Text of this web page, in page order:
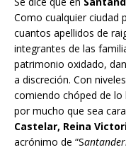
Como cualquier ciudad
cuantos apellidos de
integrantes de las
patrimonio oxidado,
a discreción. Con
comiendo chóped de
por mucho que sea
Castelar, Reina
acrónimo de “S